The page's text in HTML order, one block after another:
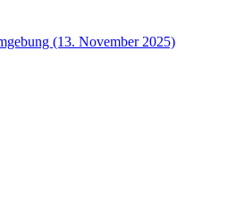
(13. November 2025)